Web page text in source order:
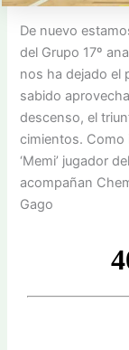
De nuevo
del Grupo 17º
nos ha dejado el
sabido
descenso, el
cimientos. Como
‘Memi’ jugador
acompañan
Gago